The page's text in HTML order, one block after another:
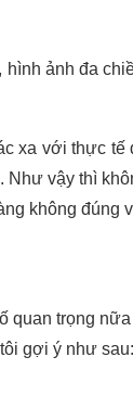
hình ảnh đa
xa với thực tế
Như vậy thì
không đúng
quan trọng nữa
gợi ý như sau: